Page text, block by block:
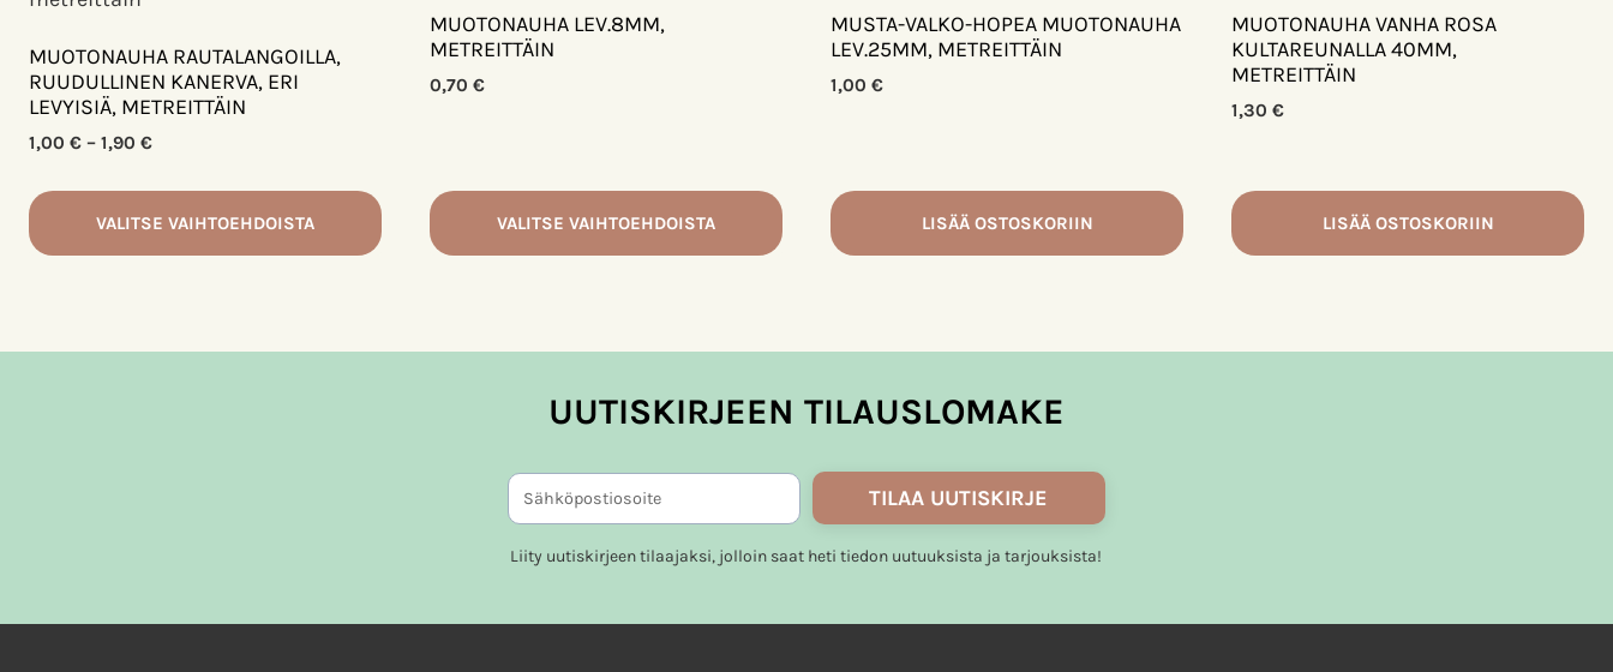
muunnelma.
Voit
tehdä
muunnelma.
Voit
tehdä
valinnat
MUOTONAUHA RAUTALANGOILLA,
RUUDULLINEN KANERVA, ERI
LEVYISIÄ, METREITTÄIN
1,00 € – 1,90 €Hintaluokka:
-
1,90 €
VALITSE VAIHTOEHDOISTA
MUOTONAUHA LEV.8MM,
METREITTÄIN
0,70 €
VALITSE VAIHTOEHDOISTA
muunnelma.
tuotteen
MUSTA-VALKO-HOPEA MUOTONAUHA
LEV.25MM, METREITTÄIN
1,00 €
LISÄÄ OSTOSKORIIN
MUOTONAUHA VANHA ROSA
KULTAREUNALLA 40MM,
METREITTÄIN
1,30 €
LISÄÄ OSTOSKORIIN
UUTISKIRJEEN TILAUSLOMAKE
TILAA UUTISKIRJE
Liity uutiskirjeen tilaajaksi, jolloin saat heti tiedon uutuuksista ja tarjouksista!